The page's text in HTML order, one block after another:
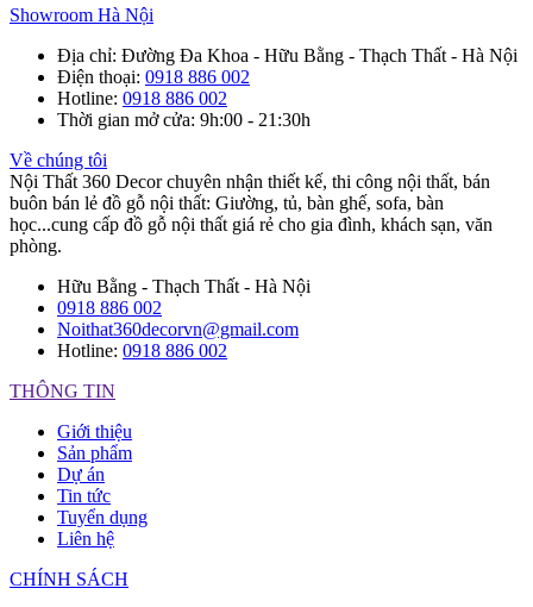
Showroom Hà Nội
Địa chỉ: Đường Đa Khoa - Hữu Bằng - Thạch Thất - Hà Nội
Điện thoại: 0918 886 002
Hotline: 0918 886 002
Thời gian mở cửa: 9h:00 - 21:30h
Về chúng tôi
Nội Thất 360 Decor chuyên nhận thiết kế, thi công nội thất, bán
buôn bán lẻ đồ gỗ nội thất: Giường, tủ, bàn ghế, sofa, bàn
học...cung cấp đồ gỗ nội thất giá rẻ cho gia đình, khách sạn, văn
phòng.
Hữu Bằng - Thạch Thất - Hà Nội
0918 886 002
Noithat360decorvn@gmail.com
Hotline: 0918 886 002
THÔNG TIN
Giới thiệu
Sản phẩm
Dự án
Tin tức
Tuyển dụng
Liên hệ
CHÍNH SÁCH